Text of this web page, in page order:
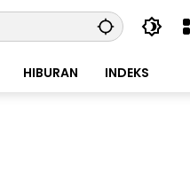
HIBURAN INDEKS